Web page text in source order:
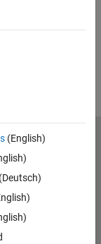
(English)
(Deutsch)
Richtlinien
Website auswählen
Deutschland